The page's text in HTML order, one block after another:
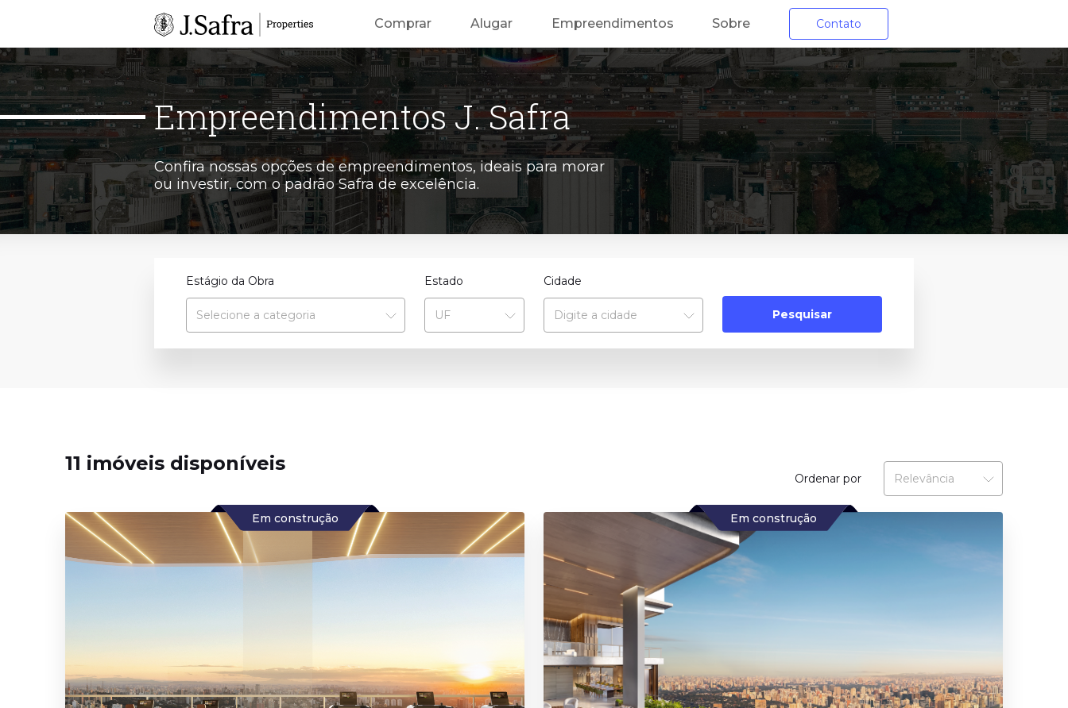
Comprar Alugar Empreendimentos Sobre Contato
Empreendimentos J. Safra
Confira nossas opções de empreendimentos, ideais para morar
ou investir, com o padrão Safra de excelência.
Estágio da Obra Estado Cidade
Pesquisar
11 imóveis disponíveis
Ordenar por
Em construção Em construção